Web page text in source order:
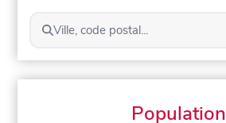
Ville, code postal...
Population